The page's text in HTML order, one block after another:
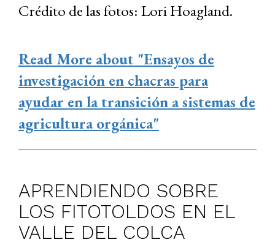
Crédito de las fotos: Lori Hoagland.
Read More about "Ensayos de
investigación en chacras para
ayudar en la transición a sistemas de
agricultura orgánica"
APRENDIENDO SOBRE
LOS FITOTOLDOS EN EL
VALLE DEL COLCA